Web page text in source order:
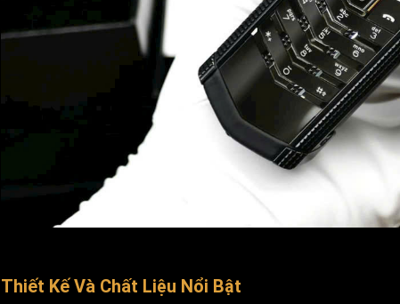
Thiết Kế Và Chất Liệu Nổi Bật